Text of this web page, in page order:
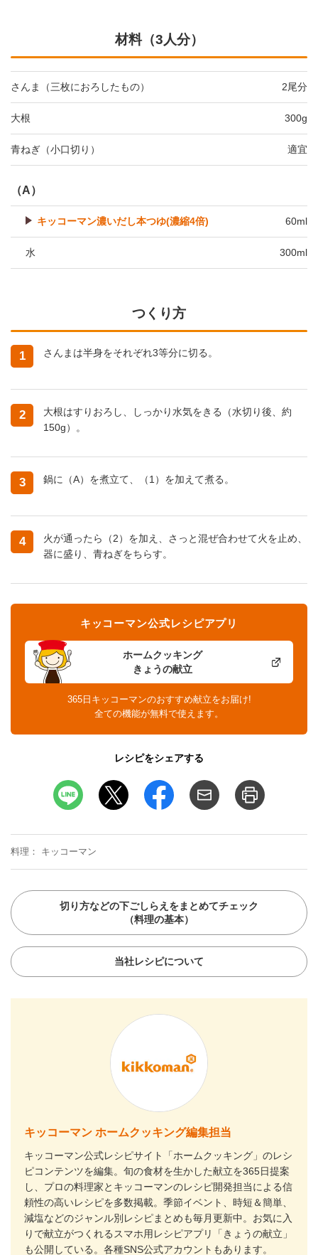
材料（3人分）
さんま（三枚におろしたもの） 2尾分
大根 300g
青ねぎ（小口切り） 適宜
（A）
キッコーマン濃いだし本つゆ(濃縮4倍) 60ml
水 300ml
つくり方
1 さんまは半身をそれぞれ3等分に切る。
2
大根はすりおろし、しっかり水気をきる（水切り後、約
150g）。
3 鍋に（A）を煮立て、（1）を加えて煮る。
4
火が通ったら（2）を加え、さっと混ぜ合わせて火を止め、
器に盛り、青ねぎをちらす。
ホームクッキング
きょうの献立
キッコーマン公式レシピアプリ
365日キッコーマンのおすすめ献立をお届け!
全ての機能が無料で使えます。
レシピをシェアする
料理 キッコーマン
切り方などの下ごしらえをまとめてチェック
（料理の基本）
当社レシピについて
キッコーマン ホームクッキング編集担当
キッコーマン公式レシピサイト「ホームクッキング」のレシ
ピコンテンツを編集。旬の食材を生かした献立を365日提案
し、プロの料理家とキッコーマンのレシピ開発担当による信
頼性の高いレシピを多数掲載。季節イベント、時短＆簡単、
減塩などのジャンル別レシピまとめも毎月更新中。お気に入
りで献立がつくれるスマホ用レシピアプリ「きょうの献立」
も公開している。各種SNS公式アカウントもあります。